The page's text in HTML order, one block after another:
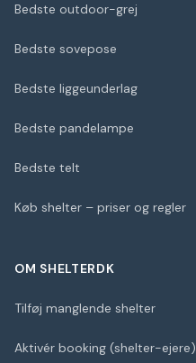
Bedste outdoor-grej
Bedste sovepose
Bedste liggeunderlag
Bedste pandelampe
Bedste telt
Køb shelter – priser og regler
OM SHELTERDK
Tilføj manglende shelter
Aktivér booking (shelter-ejere)